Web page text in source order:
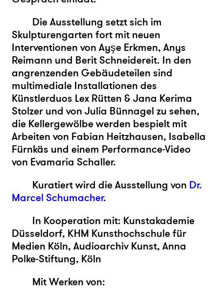
Die Ausstellung setzt sich im
Skulpturengarten fort mit neuen
Interventionen von Ayşe Erkmen, Anys
Reimann und Berit Schneidereit. In den
angrenzenden Gebäudeteilen sind
multimediale Installationen des
Künstlerduos Lex Rütten & Jana Kerima
Stolzer und von Julia Bünnagel zu sehen,
die Kellergewölbe werden bespielt mit
Arbeiten von Fabian Heitzhausen, Isabella
Fürnkäs und einem Performance-Video
von Evamaria Schaller.
Kuratiert wird die Ausstellung von Dr.
Marcel Schumacher.
In Kooperation mit: Kunstakademie
Düsseldorf, KHM Kunsthochschule für
Medien Köln, Audioarchiv Kunst, Anna
Polke-Stiftung, Köln
Mit Werken von: